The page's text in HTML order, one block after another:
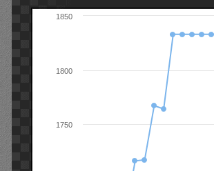
1750
1800
1850